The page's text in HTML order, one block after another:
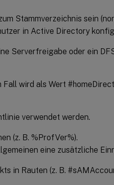
Stammverzeichnis sein
in Active Directory
Serverfreigabe oder ein
wird als Wert
verwendet werden.
(z. B. %ProfVer%).
eine zusätzliche
in Rauten (z. B.